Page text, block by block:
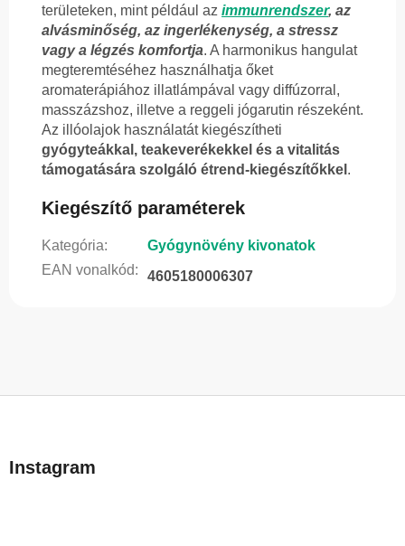
területeken, mint például az immunrendszer, az
alvásminőség, az ingerlékenység, a stressz
vagy a légzés komfortja. A harmonikus hangulat
megteremtéséhez használhatja őket
aromaterápiához illatlámpával vagy diffúzorral,
masszázshoz, illetve a reggeli jógarutin részeként.
Az illóolajok használatát kiegészítheti
gyógyteákkal, teakeverékekkel és a vitalitás
támogatására szolgáló étrend-kiegészítőkkel .
Kiegészítő paraméterek
Kategória:
Gyógynövény kivonatok
EAN vonalkód: 4605180006307
bInstagram